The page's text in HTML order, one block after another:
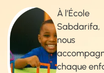
À l’École
Sabdarifa,
nous
chaque